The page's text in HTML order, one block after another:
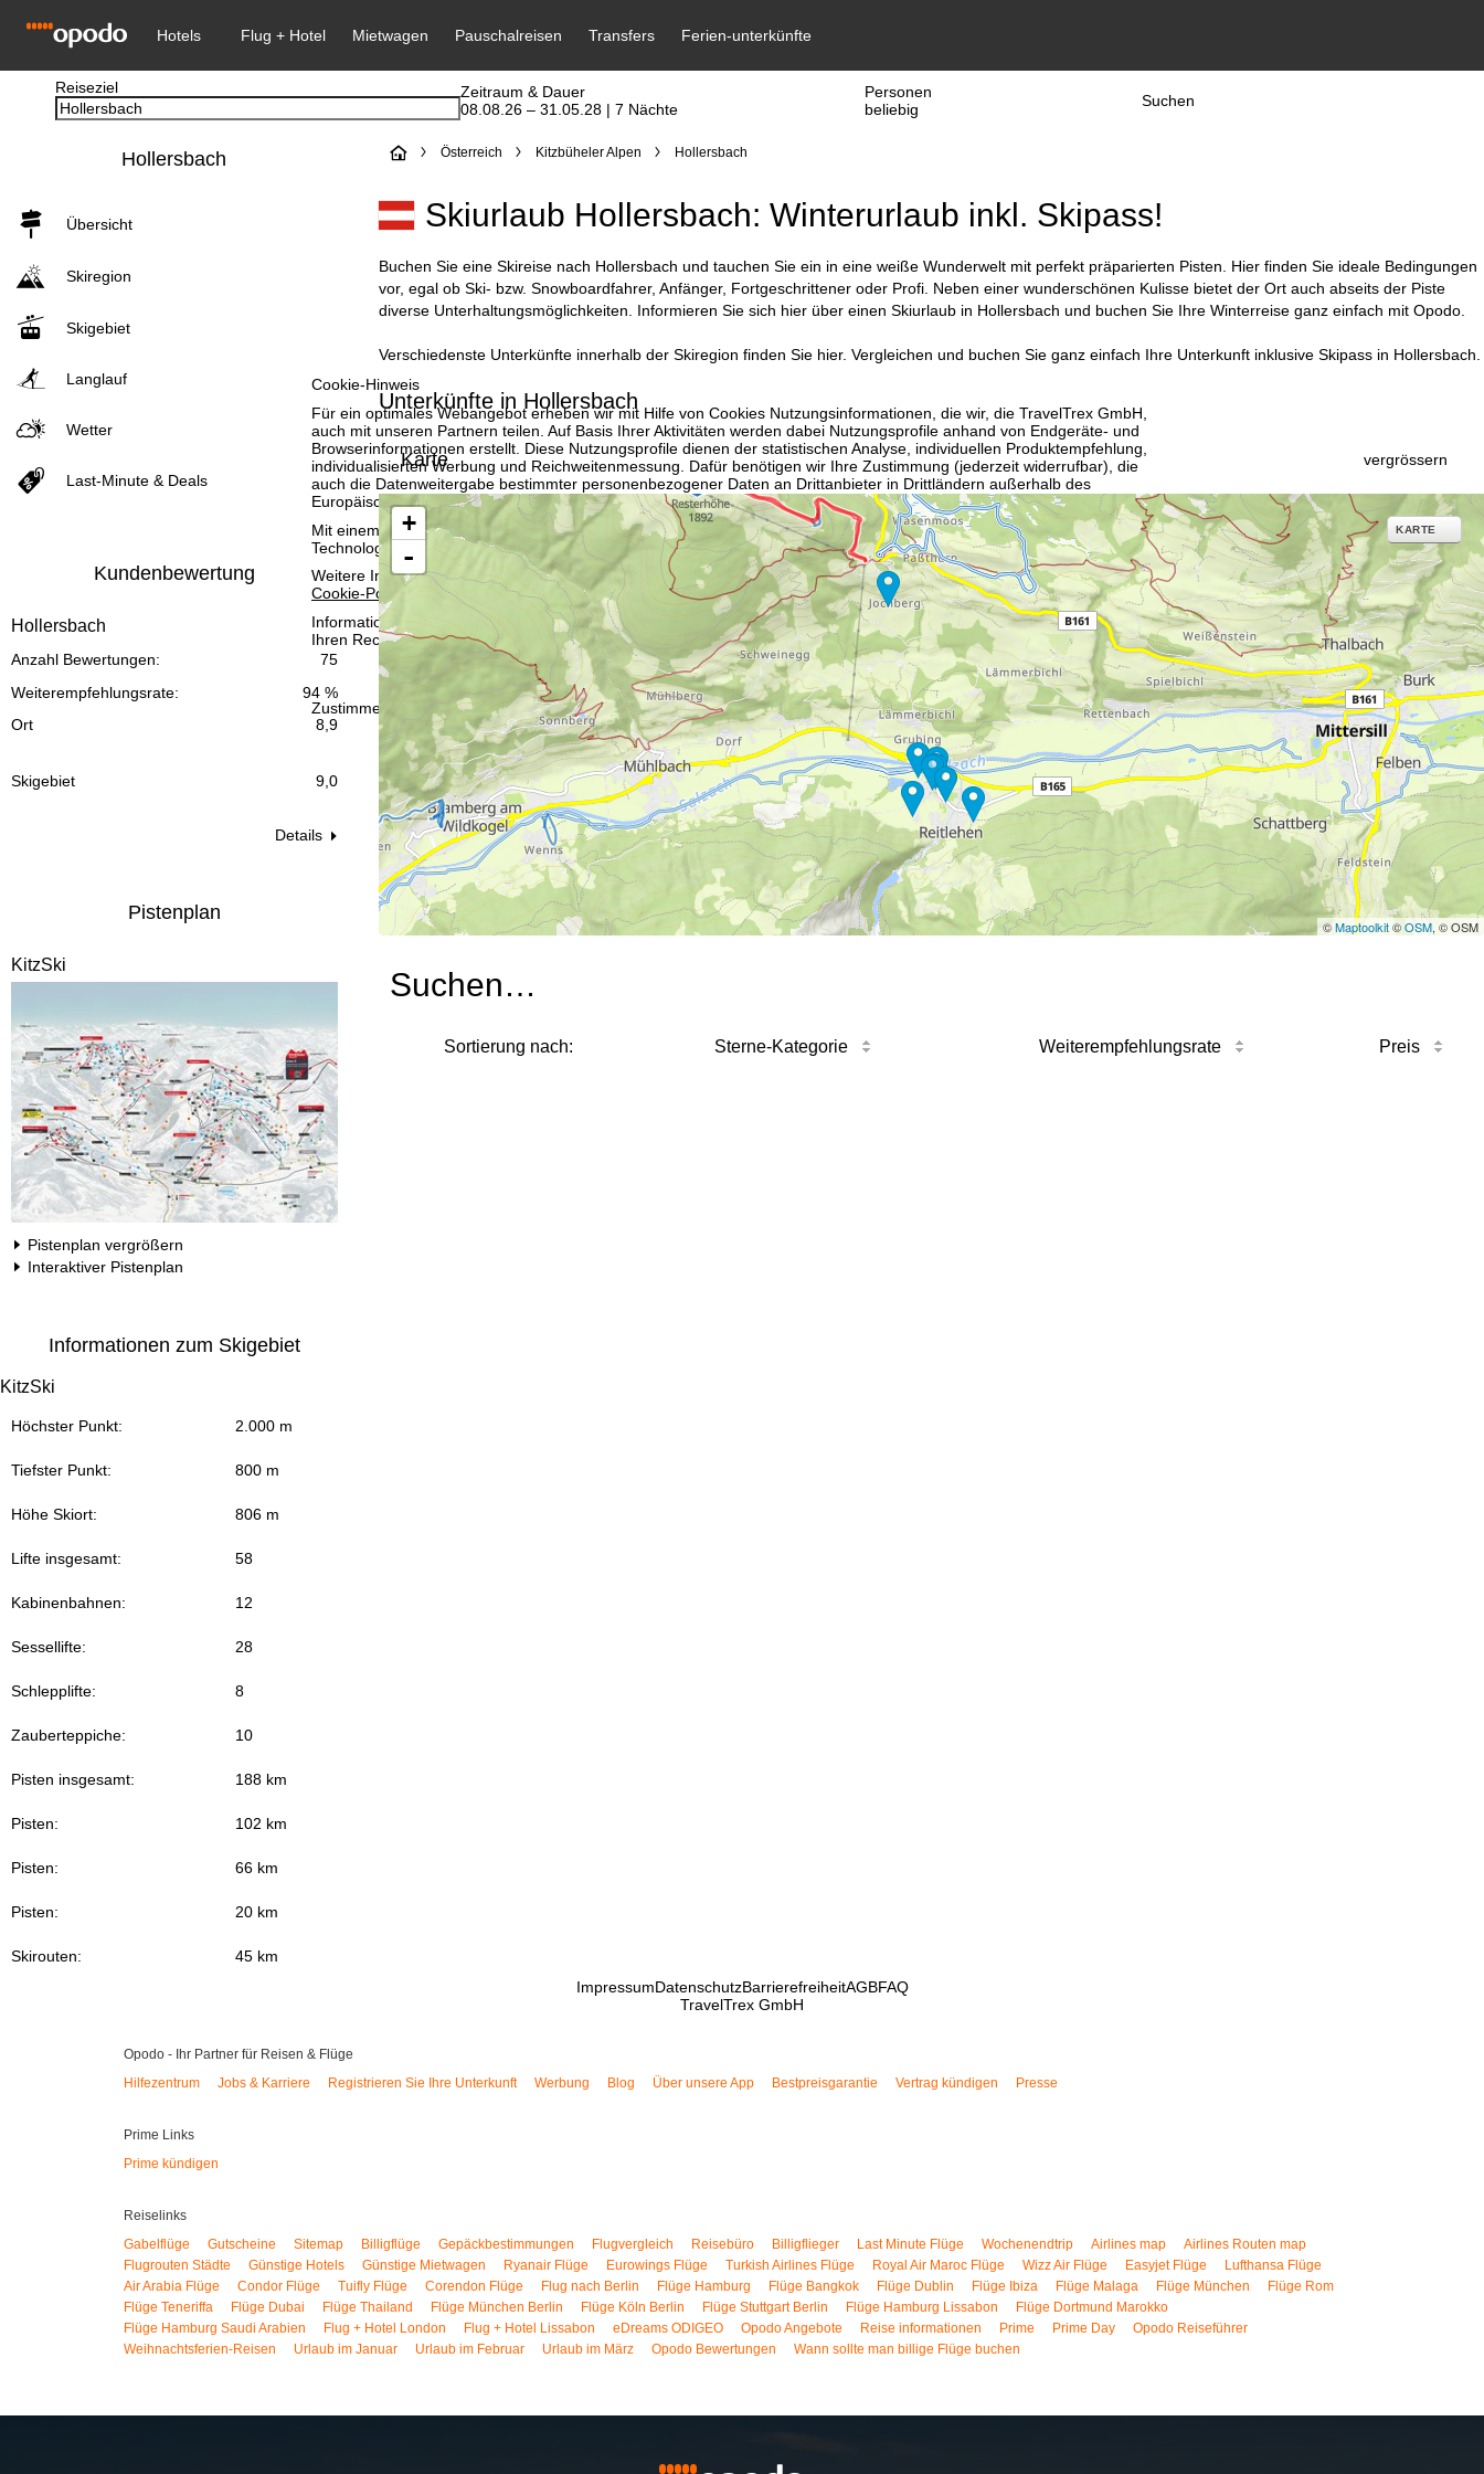
Cookie-Hinweis
Für ein optimales Webangebot erheben wir mit Hilfe von Cookies Nutzungsinformationen, die wir, die TravelTrex GmbH,
auch mit unseren Partnern teilen. Auf Basis Ihrer Aktivitäten werden dabei Nutzungsprofile anhand von Endgeräte- und
Browserinformationen erstellt. Diese Nutzungsprofile dienen der statistischen Analyse, individuellen Produktempfehlung,
individualisierten Werbung und Reichweitenmessung. Dafür benötigen wir Ihre Zustimmung (jederzeit widerrufbar), die
auch die Datenweitergabe bestimmter personenbezogener Daten an Drittanbieter in Drittländern außerhalb des
Europäischen Wirtschaftsraumes umfasst, wie Google oder Microsoft in den USA.
Mit einem Klick aufZustimmen
akzeptieren Sie den Einsatz von nicht funktionsnotwendigen Cookies und ähnlichen
Technologien. Wenn SieAblehnenklicken, verwenden wir nur technisch und zur Vertragserfüllung notwendige Dienste.
Weitere Informationen zur Cookienutzung und die Möglichkeit zur Änderung Ihrer Einstellungen finden Sie in unserer
Cookie-Policy .
Informationen zum Verantwortlichen finden Sie in unseremImpressum. Informationen zu den Verarbeitungszwecken und
Ihren Rechten finden Sie in unserer Datenschutzerklärung.
Zustimmen
Reiseziel
Zeitraum & Dauer
08.08.26 – 31.05.28 | 7 Nächte
Personen
beliebig
Suchen
Hollersbach
Übersicht
Skiregion
Skigebiet
Langlauf
Wetter
Last-Minute & Deals
Kundenbewertung
Hollersbach
75
Anzahl Bewertungen:
94 %
Weiterempfehlungsrate:
Ort
8,9
Skigebiet 9,0
Details
Pistenplan
KitzSki
Pistenplan vergrößern
Interaktiver Pistenplan
Informationen zum Skigebiet
KitzSki
Höchster Punkt: 2.000 m
Tiefster Punkt: 800 m
Höhe Skiort: 806 m
Lifte insgesamt: 58
Kabinenbahnen: 12
Sessellifte: 28
Schlepplifte: 8
Zauberteppiche: 10
Pisten insgesamt: 188 km
Pisten: 102 km
Pisten: 66 km
Pisten: 20 km
Skirouten: 45 km
S
t
r
s
e
i
t
e
Österreich Kitzbüheler Alpen Hollersbach
Skiurlaub Hollersbach: Winterurlaub inkl. Skipass!
Buchen Sie eine Skireise nach Hollersbach und tauchen Sie ein in eine weiße Wunderwelt mit perfekt präparierten Pisten. Hier finden Sie ideale Bedingungen
vor, egal ob Ski- bzw. Snowboardfahrer, Anfänger, Fortgeschrittener oder Profi. Neben einer wunderschönen Kulisse bietet der Ort auch abseits der Piste
diverse Unterhaltungsmöglichkeiten. Informieren Sie sich hier über einen Skiurlaub in Hollersbach und buchen Sie Ihre Winterreise ganz einfach mit Opodo.
Verschiedenste Unterkünfte innerhalb der Skiregion finden Sie hier. Vergleichen und buchen Sie ganz einfach Ihre Unterkunft inklusive Skipass in Hollersbach.
Unterkünfte in Hollersbach
Karte vergrössern
+
-
KARTE
©Maptoolkit©OSM, © OSM
Suchen…
Sortierung nach: Sterne-Kategorie Weiterempfehlungsrate Preis
ImpressumDatenschutzBarrierefreiheitAGBFAQ
TravelTrex GmbH